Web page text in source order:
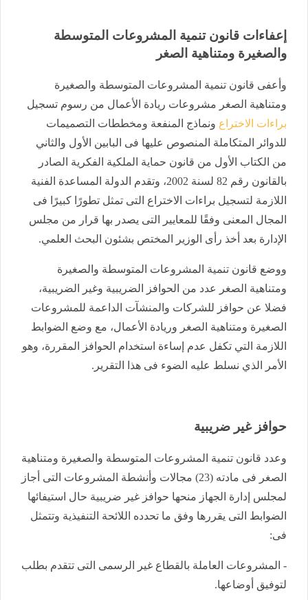
إعفاءات قانون تنمية المشروعات المتوسطة
والصغيرة ومتناهية الصغر
وأعفى قانون تنمية المشروعات المتوسطة والصغيرة
ومتناهية الصغر مشروعات ريادة الأعمال من رسوم تسجيل
براءات الاختراع ونماذج المنفعة ومخططات التصميمات
للدوائر المتكاملة المنصوص عليها فى البابين الأول والثاني
من الكتاب الأول من قانون حماية الملكية الفكرية الصادر
بالقانون رقم 82 لسنة 2002، وتقدم الدولة المساعدة الفنية
اللازمة لتسجيل براءات الاختراع التى تمثل تطورًا كبيرًا فى
المجال المعنى وفقًا للمعايير التى يصدر بها قرار من مجلس
الإدارة بعد أخذ رأى الوزير المختص بشئون البحث العلمي.
ووضع قانون تنمية المشروعات المتوسطة والصغيرة
ومتناهية الصغر عدد من الحوافز الضريبية وغير الضريبية،
فضلا عن حوافز للشركات والمنشآت الداعمة للمشروعات
الصغيرة ومتناهية الصغر وريادة الأعمال، مع وضع الضوابط
اللازمة التي تكفل عدم إساءة استخدام الحوافز المقررة، وهو
الأمر الذي نسلط عليه الضوء فى هذا التقرير.
حوافز غير ضريبية
وعدد قانون تنمية المشروعات المتوسطة والصغيرة ومتناهية
الصغر فى مادته (23) مجالات وأنشطة المشروعات التى أجاز
لمجلس إدارة الجهاز منحها حوافز غير ضريبية حال استيفائها
الضوابط التى يقررها وفق ما تحدده اللائحة التنفيذية وتتمثل
فى:
- المشروعات العاملة بالقطاع غير الرسمى التى تتقدم بطلب
لتوفيق أوضاعها.